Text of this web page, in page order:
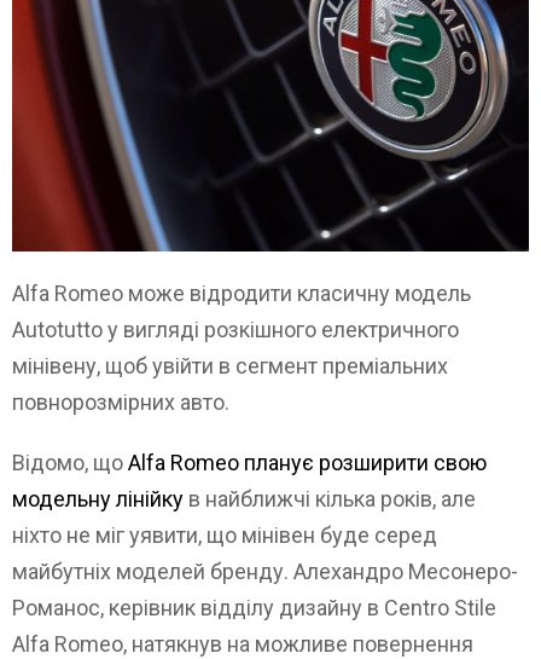
Alfa Romeo може відродити класичну модель
Autotutto у вигляді розкішного електричного
мінівену, щоб увійти в сегмент преміальних
повнорозмірних авто.
Відомо, щоAlfa Romeo планує розширити свою
модельну лінійку в найближчі кілька років, але
ніхто не міг уявити, що мінівен буде серед
майбутніх моделей бренду. Алехандро Месонеро-
Романос, керівник відділу дизайну в Centro Stile
Alfa Romeo, натякнув на можливе повернення